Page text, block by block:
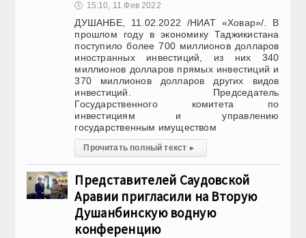
🕔 15:10, 11.Фев 2022
ДУШАНБЕ, 11.02.2022 /НИАТ «Ховар»/. В
прошлом году в экономику Таджикистана
поступило более 700 миллионов долларов
иностранных инвестиций, из них 340
миллионов долларов прямых инвестиций и
370 миллионов долларов других видов
инвестиций. Председатель
Государственного комитета по
инвестициям и управлению
государственным имуществом
Прочитать полный текст ▸
Представителей Саудовской
Аравии пригласили на Вторую
Душанбинскую водную
конференцию